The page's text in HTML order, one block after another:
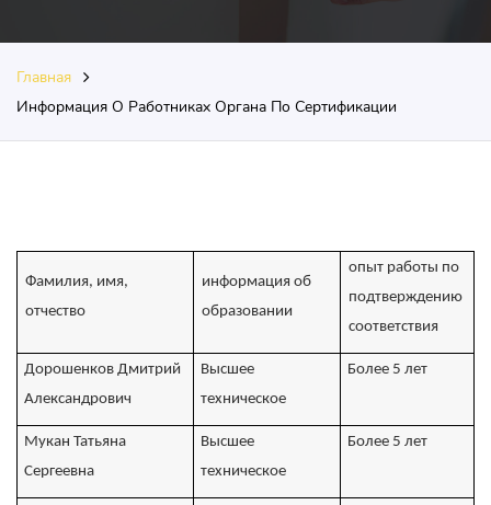
Главная
Информация О Работниках Органа По Сертификации
Фамилия, имя,
отчество
информация об
образовании
опыт работы по
подтверждению
соответствия
Дорошенков Дмитрий
Александрович
Высшее
техническое
Более 5 лет
Мукан Татьяна
Сергеевна
Высшее
техническое
Более 5 лет